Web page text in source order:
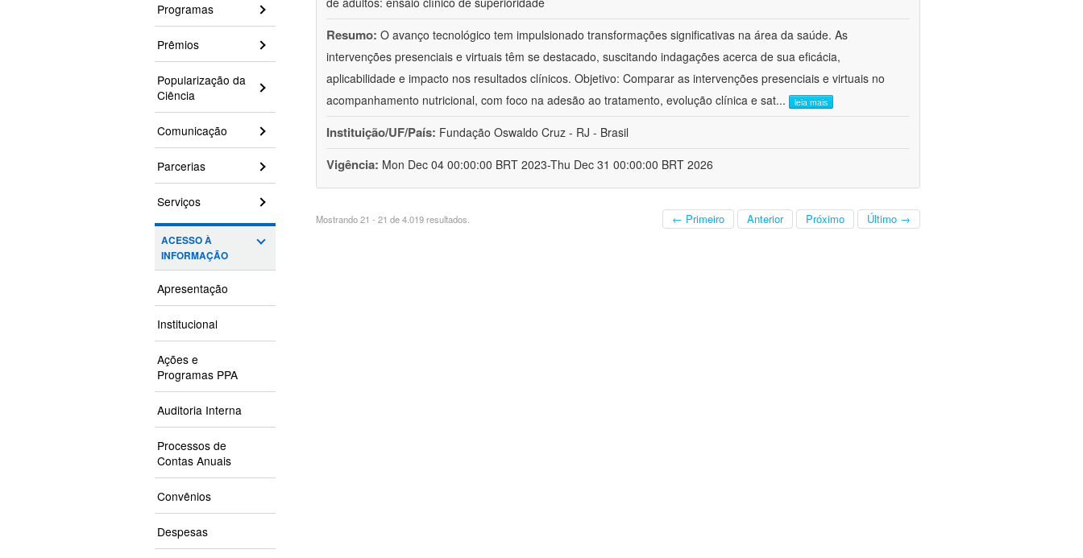
Programas
Prêmios
Popularização da
Ciência
Comunicação
Parcerias
Serviços
ACESSO À
INFORMAÇÃO
Apresentação
Institucional
Ações e
Programas PPA
Auditoria Interna
Processos de
Contas Anuais
Convênios
Despesas
Resumo: O avanço tecnológico tem impulsionado transformações significativas na área da saúde. As
intervenções presenciais e virtuais têm se destacado, suscitando indagações acerca de sua eficácia,
aplicabilidade e impacto nos resultados clínicos. Objetivo: Comparar as intervenções presenciais e virtuais no
acompanhamento nutricional, com foco na adesão ao tratamento, evolução clínica e sat... leia mais
Instituição/UF/País: Fundação Oswaldo Cruz - RJ - Brasil
Vigência: Mon Dec 04 00:00:00 BRT 2023-Thu Dec 31 00:00:00 BRT 2026
Mostrando 21 - 21 de 4.019 resultados. ← Primeiro Anterior Próximo Último →